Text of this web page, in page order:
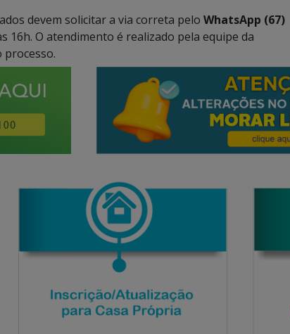
devem solicitar a via correta pelo WhatsApp (67)
16h. O atendimento é realizado pela equipe da
processo.